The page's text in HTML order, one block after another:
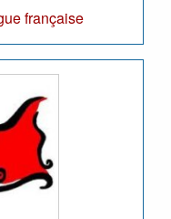
française